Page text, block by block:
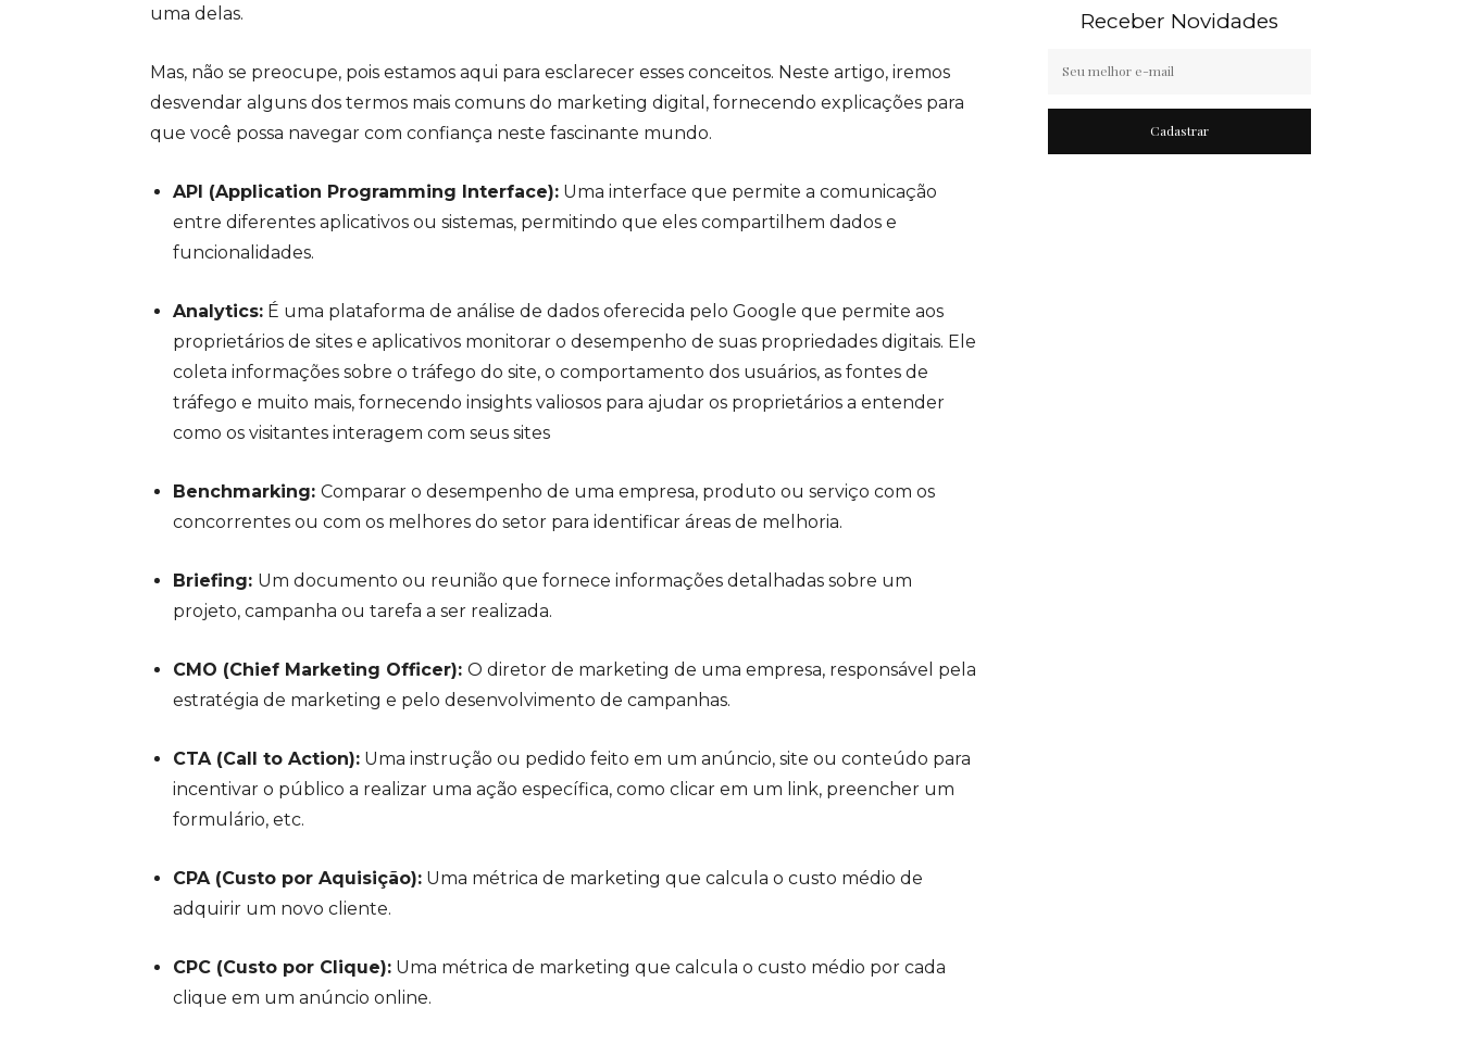
uma delas.
Mas, não se preocupe, pois estamos aqui para esclarecer esses conceitos. Neste artigo, iremos
desvendar alguns dos termos mais comuns do marketing digital, fornecendo explicações para
que você possa navegar com confiança neste fascinante mundo.
API (Application Programming Interface): Uma interface que permite a comunicação
entre diferentes aplicativos ou sistemas, permitindo que eles compartilhem dados e
funcionalidades.
Analytics: É uma plataforma de análise de dados oferecida pelo Google que permite aos
proprietários de sites e aplicativos monitorar o desempenho de suas propriedades digitais. Ele
coleta informações sobre o tráfego do site, o comportamento dos usuários, as fontes de
tráfego e muito mais, fornecendo insights valiosos para ajudar os proprietários a entender
como os visitantes interagem com seus sites
Benchmarking: Comparar o desempenho de uma empresa, produto ou serviço com os
concorrentes ou com os melhores do setor para identificar áreas de melhoria.
Briefing: Um documento ou reunião que fornece informações detalhadas sobre um
projeto, campanha ou tarefa a ser realizada.
CMO (Chief Marketing Officer): O diretor de marketing de uma empresa, responsável pela
estratégia de marketing e pelo desenvolvimento de campanhas.
CTA (Call to Action): Uma instrução ou pedido feito em um anúncio, site ou conteúdo para
incentivar o público a realizar uma ação específica, como clicar em um link, preencher um
formulário, etc.
CPA (Custo por Aquisição): Uma métrica de marketing que calcula o custo médio de
adquirir um novo cliente.
CPC (Custo por Clique): Uma métrica de marketing que calcula o custo médio por cada
clique em um anúncio online.
Receber Novidades
Cadastrar